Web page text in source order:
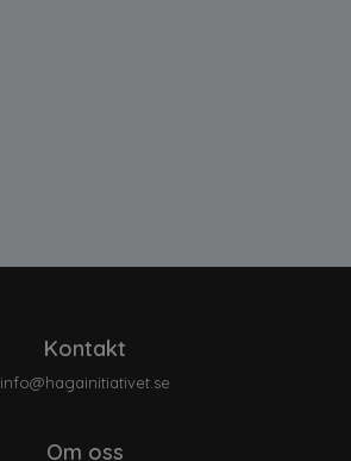
Kontakt
info@hagainitiativet.se
Om oss